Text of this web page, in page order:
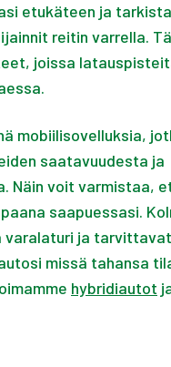
etukäteen ja tarkista
reitin varrella.
joissa
mobiilisovelluksia,
saatavuudesta ja
Näin voit varmistaa,
saapuessasi.
varalaturi ja
missä tahansa
hybridiautot